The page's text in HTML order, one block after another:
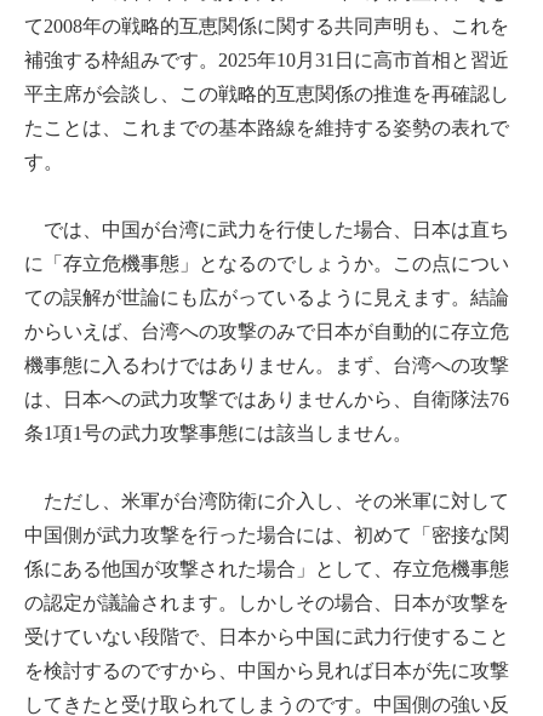
て2008年の戦略的互恵関係に関する共同声明も、これを
補強する枠組みです。2025年10月31日に高市首相と習近
平主席が会談し、この戦略的互恵関係の推進を再確認し
たことは、これまでの基本路線を維持する姿勢の表れで
す。
では、中国が台湾に武力を行使した場合、日本は直ち
に「存立危機事態」となるのでしょうか。この点につい
ての誤解が世論にも広がっているように見えます。結論
からいえば、台湾への攻撃のみで日本が自動的に存立危
機事態に入るわけではありません。まず、台湾への攻撃
は、日本への武力攻撃ではありませんから、自衛隊法76
条1項1号の武力攻撃事態には該当しません。
ただし、米軍が台湾防衛に介入し、その米軍に対して
中国側が武力攻撃を行った場合には、初めて「密接な関
係にある他国が攻撃された場合」として、存立危機事態
の認定が議論されます。しかしその場合、日本が攻撃を
受けていない段階で、日本から中国に武力行使すること
を検討するのですから、中国から見れば日本が先に攻撃
してきたと受け取られてしまうのです。中国側の強い反